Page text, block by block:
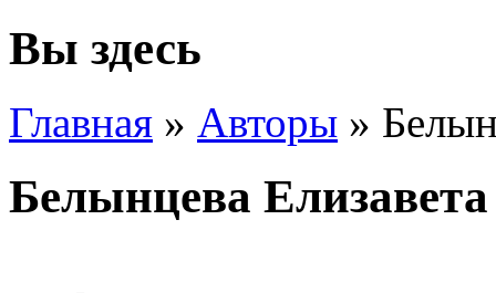
Вы здесь
Главная » Авторы »
Белынцева